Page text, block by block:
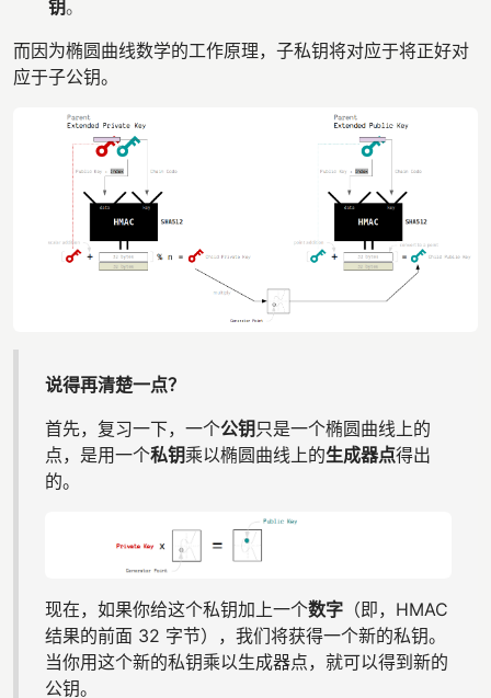
钥。
而因为椭圆曲线数学的工作原理，子私钥将对应于将正好对
应于子公钥。
说得再清楚一点？
首先，复习一下，一个公钥只是一个椭圆曲线上的
点，是用一个私钥乘以椭圆曲线上的生成器点得出
的。
现在，如果你给这个私钥加上一个数字 （即，HMAC
结果的前面 32 字节），我们将获得一个新的私钥。
当你用这个新的私钥乘以生成器点，就可以得到新的
公钥。